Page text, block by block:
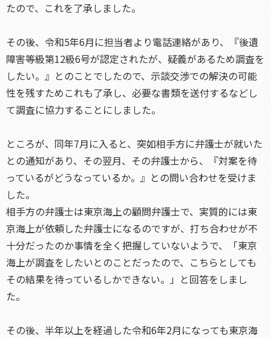
たので、これを了承しました。
その後、令和5年6月に担当者より電話連絡があり、『後遺
障害等級第12級6号が認定されたが、疑義があるため調査を
したい。』とのことでしたので、示談交渉での解決の可能
性を残すためこれも了承し、必要な書類を送付するなどし
て調査に協力することにしました。
ところが、同年7月に入ると、突如相手方に弁護士が就いた
との通知があり、その翌月、その弁護士から、『対案を待
っているがどうなっているか。』との問い合わせを受けま
した。
相手方の弁護士は東京海上の顧問弁護士で、実質的には東
京海上が依頼した弁護士になるのですが、打ち合わせが不
十分だったのか事情を全く把握していないようで、「東京
海上が調査をしたいとのことだったので、こちらとしても
その結果を待っているしかできない。」と回答をしまし
た。
その後、半年以上を経過した令和6年2月になっても東京海